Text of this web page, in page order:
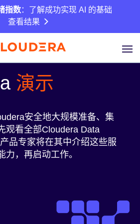
指数：了解成功实现 AI 的基础
查看结果
演示
安全地大规模准备、集
观看全部Cloudera Data
品专家将在其中介绍这些服
力，再启动工作。